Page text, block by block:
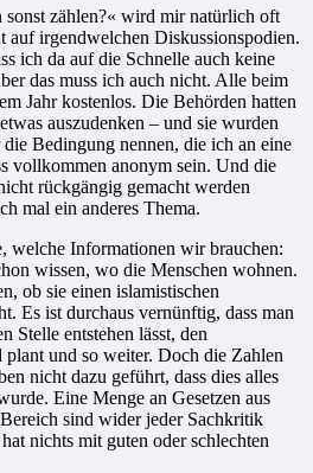
zählen?« wird mir natürlich oft
auf irgendwelchen Diskussionspodien.
ich da auf die Schnelle auch keine
das muss ich auch nicht. Alle beim
Jahr kostenlos. Die Behörden hatten
auszudenken – und sie wurden
Bedingung nennen, die ich an eine
vollkommen anonym sein. Und die
rückgängig gemacht werden
mal ein anderes Thema.
welche Informationen wir brauchen:
wissen, wo die Menschen wohnen.
ob sie einen islamistischen
Es ist durchaus vernünftig, dass man
Stelle entstehen lässt, den
plant und so weiter. Doch die Zahlen
nicht dazu geführt, dass dies alles
Eine Menge an Gesetzen aus
sind wider jeder Sachkritik
nichts mit guten oder schlechten